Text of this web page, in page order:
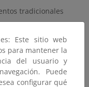
tradicionales
Española (*)
Este sitio web
para mantener la
del usuario y
Puede
configurar qué